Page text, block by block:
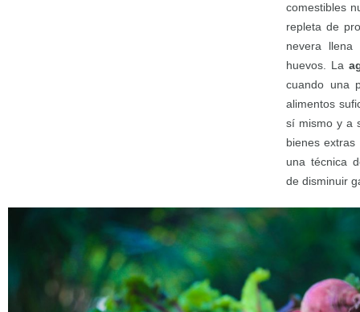
comestibles
repleta de
nevera llena
huevos. La
cuando una
alimentos
sí mismo y a
bienes
una técnica
de disminuir